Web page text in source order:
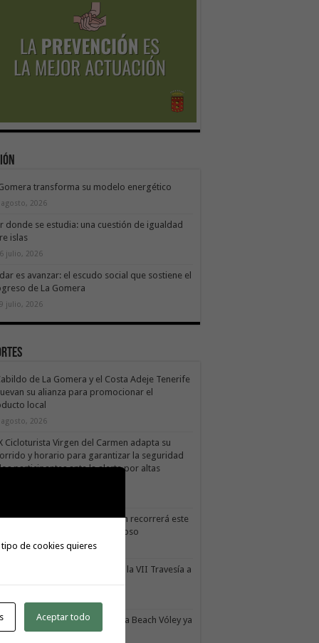
transforma su modelo energético
agosto, 2026
donde se estudia: una cuestión de igualdad
islas
julio, 2026
es avanzar: el escudo social que sostiene el
de La Gomera
julio, 2026
de La Gomera y el Costa Adeje Tenerife
su alianza para promocionar el
local
agosto, 2026
Cicloturista Virgen del Carmen adapta su
y horario para garantizar la seguridad
participantes ante la alerta por altas
Cicloturista Virgen del Carmen recorrerá este
los paisajes de Vallehermoso
julio, 2026
Gran Rey acoge este sábado la VII Travesía a
torneo Autonómico Gomahara Beach Vóley ya
fecha
de cookies quieres
Aceptar todo